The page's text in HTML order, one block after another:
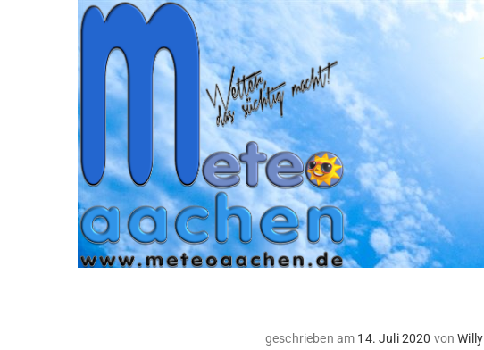
geschrieben am Veröffentlicht
14. Juli 2020 vonWilly